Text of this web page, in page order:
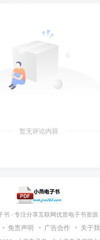
暂无评论内容
书 - 专注分享互联网优质电子书资源
免责声明 广告合作 关于